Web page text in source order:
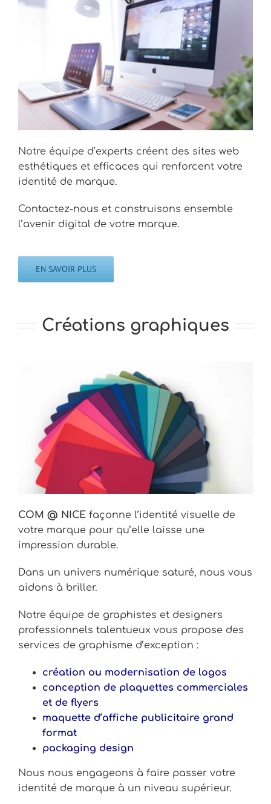
Notre équipe d’experts créent des sites web
esthétiques et efficaces qui renforcent votre
identité de marque.
Contactez-nous et construisons ensemble
l’avenir digital de votre marque.
EN SAVOIR PLUS
Créations graphiques
COM @ NICE façonne l’identité visuelle de
votre marque pour qu’elle laisse une
impression durable.
Dans un univers numérique saturé, nous vous
aidons à briller.
Notre équipe de graphistes et designers
professionnels talentueux vous propose des
services de graphisme d’exception :
création ou modernisation de logos
conception de plaquettes commerciales
et de flyers
maquette d’affiche publicitaire grand
format
packaging design
Nous nous engageons à faire passer votre
identité de marque à un niveau supérieur.